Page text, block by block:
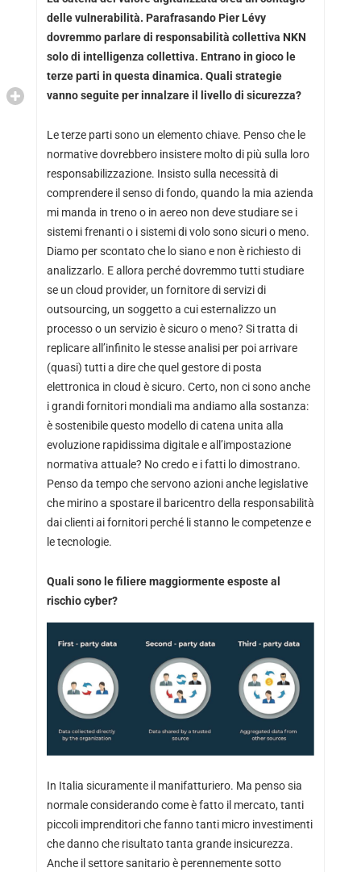
delle vulnerabilità. Parafrasando Pier Lévy
dovremmo parlare di responsabilità collettiva NKN
solo di intelligenza collettiva. Entrano in gioco le
terze parti in questa dinamica. Quali strategie
vanno seguite per innalzare il livello di sicurezza?
Le terze parti sono un elemento chiave. Penso che le
normative dovrebbero insistere molto di più sulla loro
responsabilizzazione. Insisto sulla necessità di
comprendere il senso di fondo, quando la mia azienda
mi manda in treno o in aereo non deve studiare se i
sistemi frenanti o i sistemi di volo sono sicuri o meno.
Diamo per scontato che lo siano e non è richiesto di
analizzarlo. E allora perché dovremmo tutti studiare
se un cloud provider, un fornitore di servizi di
outsourcing, un soggetto a cui esternalizzo un
processo o un servizio è sicuro o meno? Si tratta di
replicare all’infinito le stesse analisi per poi arrivare
(quasi) tutti a dire che quel gestore di posta
elettronica in cloud è sicuro. Certo, non ci sono anche
i grandi fornitori mondiali ma andiamo alla sostanza:
è sostenibile questo modello di catena unita alla
evoluzione rapidissima digitale e all’impostazione
normativa attuale? No credo e i fatti lo dimostrano.
Penso da tempo che servono azioni anche legislative
che mirino a spostare il baricentro della responsabilità
dai clienti ai fornitori perché li stanno le competenze e
le tecnologie.
Quali sono le filiere maggiormente esposte al
rischio cyber?
In Italia sicuramente il manifatturiero. Ma penso sia
normale considerando come è fatto il mercato, tanti
piccoli imprenditori che fanno tanti micro investimenti
che danno che risultato tanta grande insicurezza.
Anche il settore sanitario è perennemente sotto